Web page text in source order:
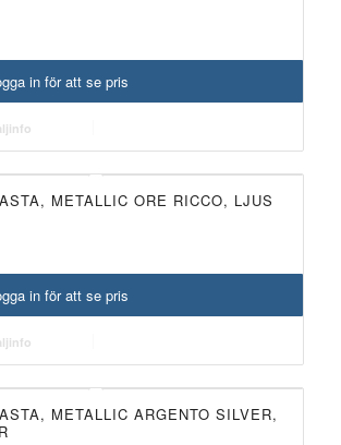
in för att se pris
METALLIC ORE RICCO, LJUS
in för att se pris
METALLIC ARGENTO SILVER,